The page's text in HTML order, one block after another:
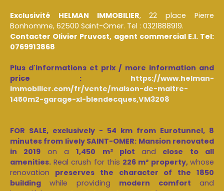
Exclusivité HELMAN IMMOBILIER, 22 place Pierre
Bonhomme, 62500 Saint-Omer. Tel : 0321888919.
Contacter Olivier Pruvost, agent commercial E.I. Tel:
0769913868
Plus d'informations et prix / more information and
price :
https://www.helman-
immobilier.com/fr/vente/maison-de-maitre-
1450m2-garage-xl-blendecques,VM3208
FOR SALE, exclusively - 54 km from Eurotunnel, 8
minutes from lively SAINT-OMER: Mansion renovated
in 2019 on a1,450 m² plotand close to all
amenities. Real crush for this 226 m² property, whose
renovation preserves the character of the 1850
building while providing modern comfortand